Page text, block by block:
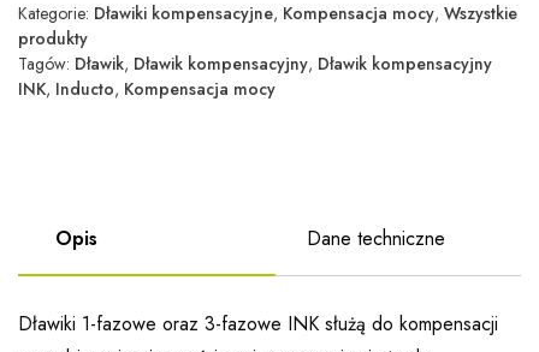
Kategorie: Dławiki kompensacyjne, Kompensacja mocy, Wszystkie
produkty
Tagów: Dławik, Dławik kompensacyjny, Dławik kompensacyjny
INK, Inducto, Kompensacja mocy
Opis Dane techniczne
Dławiki 1-fazowe oraz 3-fazowe INK służą do kompensacji